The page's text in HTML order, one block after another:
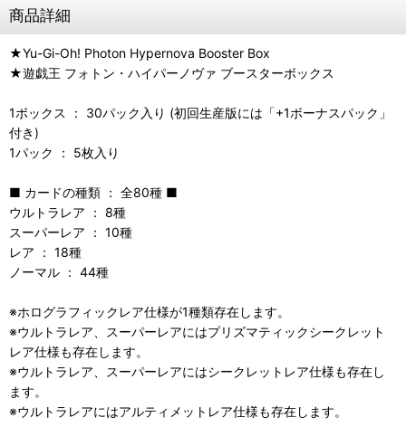
商品詳細
★Yu-Gi-Oh! Photon Hypernova Booster Box
★遊戯王 フォトン・ハイパーノヴァ ブースターボックス
1ボックス ： 30パック入り (初回生産版には「+1ボーナスパック」
付き)
1パック ： 5枚入り
■ カードの種類 ： 全80種 ■
ウルトラレア ： 8種
スーパーレア ： 10種
レア ： 18種
ノーマル ： 44種
※ホログラフィックレア仕様が1種類存在します。
※ウルトラレア、スーパーレアにはプリズマティックシークレット
レア仕様も存在します。
※ウルトラレア、スーパーレアにはシークレットレア仕様も存在し
ます。
※ウルトラレアにはアルティメットレア仕様も存在します。